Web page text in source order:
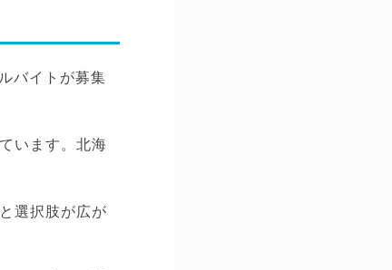
バイトが募集
います。北海
選択肢が広が